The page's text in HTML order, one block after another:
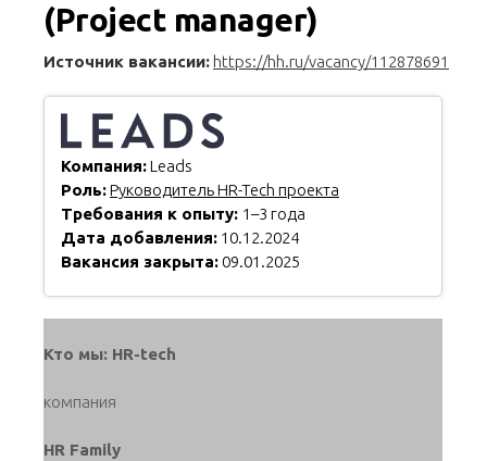
(Project manager)
Источник вакансии: https://hh.ru/vacancy/112878691
Компания:Leads
Роль:Руководитель HR-Tech проекта
Требования к опыту: 1–3 года
Дата добавления: 10.12.2024
Вакансия закрыта: 09.01.2025
Кто мы: HR-tech
компания
HR Family